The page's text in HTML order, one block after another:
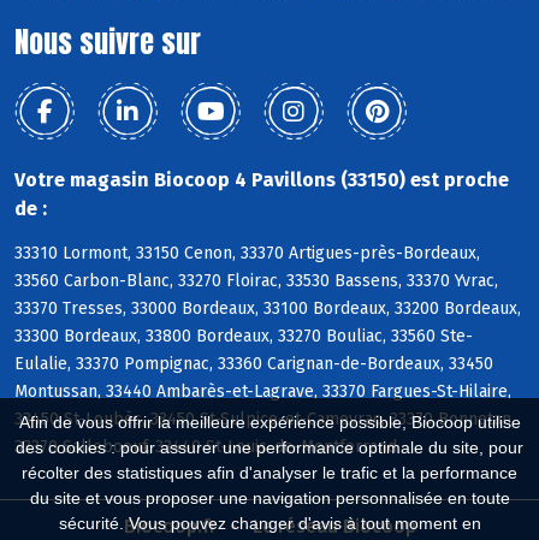
Afin de vous offrir la meilleure expérience possible, Biocoop utilise
des cookies : pour assurer une performance optimale du site, pour
récolter des statistiques afin d'analyser le trafic et la performance
du site et vous proposer une navigation personnalisée en toute
sécurité. Vous pouvez changer d'avis à tout moment en
Nous suivre sur
Votre magasin Biocoop 4 Pavillons (33150) est proche
de :
33310 Lormont, 33150 Cenon, 33370 Artigues-près-Bordeaux,
33560 Carbon-Blanc, 33270 Floirac, 33530 Bassens, 33370 Yvrac,
33370 Tresses, 33000 Bordeaux, 33100 Bordeaux, 33200 Bordeaux,
33300 Bordeaux, 33800 Bordeaux, 33270 Bouliac, 33560 Ste-
Eulalie, 33370 Pompignac, 33360 Carignan-de-Bordeaux, 33450
Montussan, 33440 Ambarès-et-Lagrave, 33370 Fargues-St-Hilaire,
33450 St-Loubès, 33450 St-Sulpice-et-Cameyrac, 33370 Bonnetan,
33370 Salleboeuf, 33440 St-Louis-de-Montferrand
Biocoop.fr Le réseau Biocoop